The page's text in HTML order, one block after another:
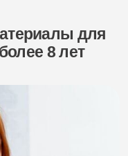
для
8 лет